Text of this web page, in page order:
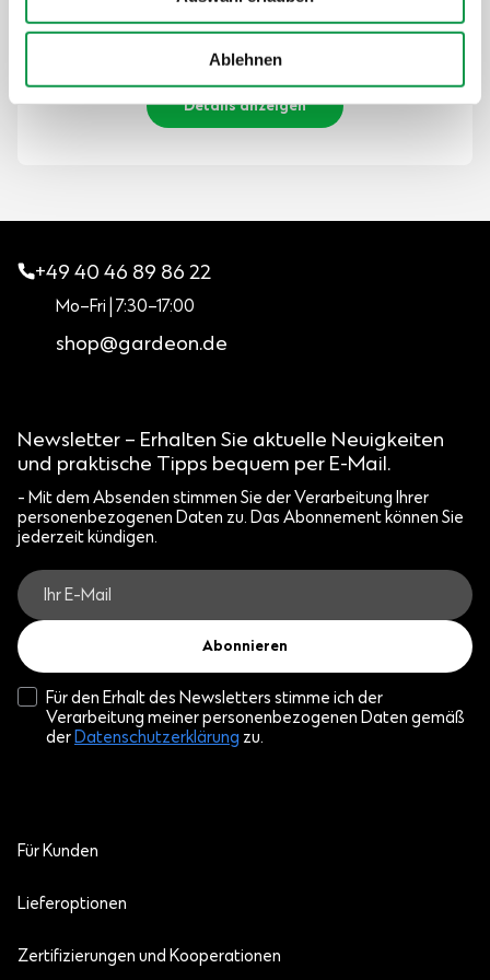
Ablehnen
Der Preis ist inkl. MwSt.
Auf Lager
Details anzeigen
+49 40 46 89 86 22
Mo–Fri | 7:30–17:00
shop@gardeon.de
Newsletter – Erhalten Sie aktuelle Neuigkeiten
und praktische Tipps bequem per E-Mail.
- Mit dem Absenden stimmen Sie der Verarbeitung Ihrer
personenbezogenen Daten zu. Das Abonnement können Sie
jederzeit kündigen.
Abonnieren
Für den Erhalt des Newsletters stimme ich der
Verarbeitung meiner personenbezogenen Daten gemäß
derDatenschutzerklärung zu.
Für Kunden
Zertifizierungen und Kooperationen
Lieferoptionen